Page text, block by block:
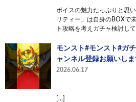
ボイスの魅力たっぷりと思
リティー」は自身のBOXで
ト攻略を考えガチャ検討し
モンスト#モンスト#ガ
ャンネル登録お願いし
2026.06.17
[…]